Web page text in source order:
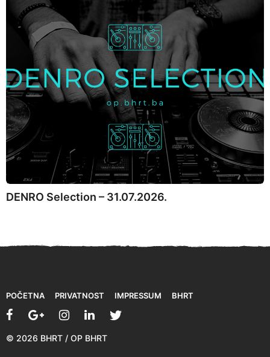
DENRO Selection – 31.07.2026.
POČETNA PRIVATNOST IMPRESSUM BHRT
© 2026 BHRT / OP BHRT